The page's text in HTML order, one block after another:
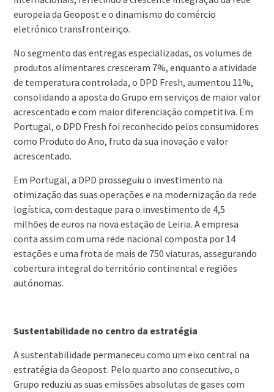
europeia da Geopost e o dinamismo do comércio
eletrónico transfronteiriço.
No segmento das entregas especializadas, os volumes de
produtos alimentares cresceram 7%, enquanto a atividade
de temperatura controlada, o DPD Fresh, aumentou 11%,
consolidando a aposta do Grupo em serviços de maior valor
acrescentado e com maior diferenciação competitiva. Em
Portugal, o DPD Fresh foi reconhecido pelos consumidores
como Produto do Ano, fruto da sua inovação e valor
acrescentado.
Em Portugal, a DPD prosseguiu o investimento na
otimização das suas operações e na modernização da rede
logística, com destaque para o investimento de 4,5
milhões de euros na nova estação de Leiria. A empresa
conta assim com uma rede nacional composta por 14
estações e uma frota de mais de 750 viaturas, assegurando
cobertura integral do território continental e regiões
autónomas.
Sustentabilidade no centro da estratégia
A sustentabilidade permaneceu como um eixo central na
estratégia da Geopost. Pelo quarto ano consecutivo, o
Grupo reduziu as suas emissões absolutas de gases com